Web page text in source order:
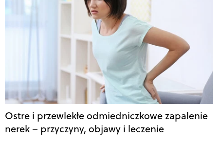
Ostre i przewlekłe odmiedniczkowe zapalenie
nerek – przyczyny, objawy i leczenie